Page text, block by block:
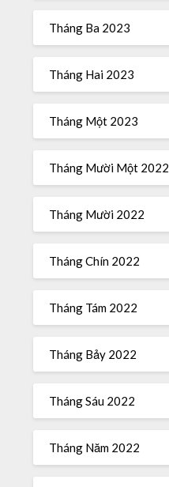
Tháng Ba 2023
Tháng Hai 2023
Tháng Một 2023
Tháng Mười Một 2022
Tháng Mười 2022
Tháng Chín 2022
Tháng Tám 2022
Tháng Bảy 2022
Tháng Sáu 2022
Tháng Năm 2022